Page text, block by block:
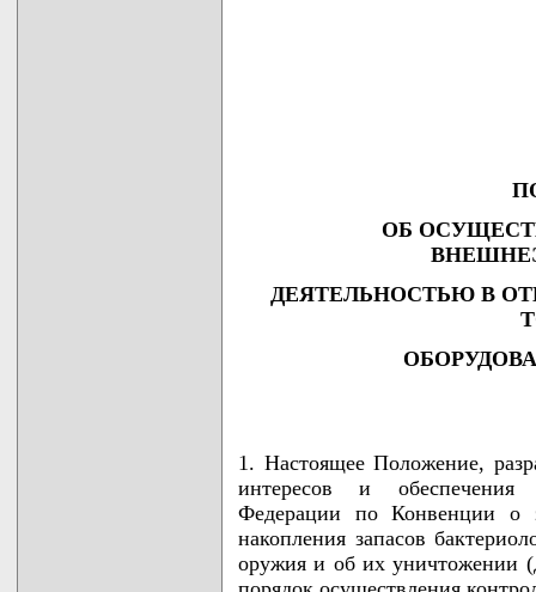
ОБ
ДЕЯТЕЛЬНОСТЬЮ В
1. Настоящее Положение,
интересов и обеспечения
Федерации по Конвенции о
накопления запасов
оружия и об их уничтожении